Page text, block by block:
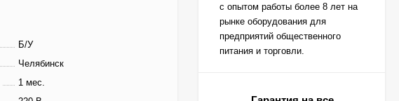
Б/У
Челябинск
1 мес.
с опытом работы более 8 лет на
рынке оборудования для
предприятий общественного
питания и торговли.